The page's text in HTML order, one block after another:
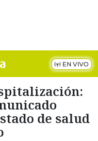
EN VIVO
de salud